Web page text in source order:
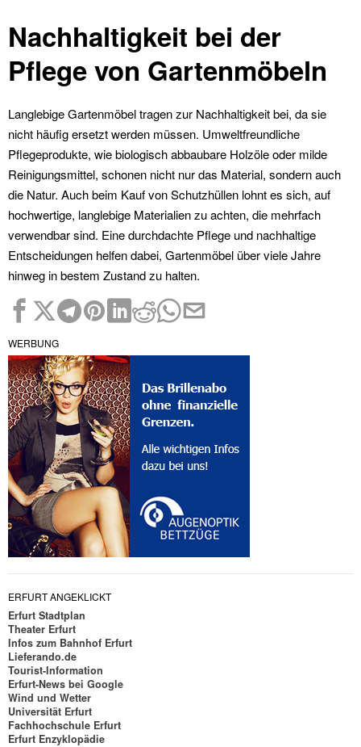
Nachhaltigkeit bei der
Pflege von Gartenmöbeln
Langlebige Gartenmöbel tragen zur Nachhaltigkeit bei, da sie
nicht häufig ersetzt werden müssen. Umweltfreundliche
Pflegeprodukte, wie biologisch abbaubare Holzöle oder milde
Reinigungsmittel, schonen nicht nur das Material, sondern auch
die Natur. Auch beim Kauf von Schutzhüllen lohnt es sich, auf
hochwertige, langlebige Materialien zu achten, die mehrfach
verwendbar sind. Eine durchdachte Pflege und nachhaltige
Entscheidungen helfen dabei, Gartenmöbel über viele Jahre
hinweg in bestem Zustand zu halten.
WERBUNG
ERFURT ANGEKLICKT
Erfurt Stadtplan
Theater Erfurt
Infos zum Bahnhof Erfurt
Lieferando.de
Tourist-Information
Erfurt-News bei Google
Wind und Wetter
Universität Erfurt
Fachhochschule Erfurt
Erfurt Enzyklopädie